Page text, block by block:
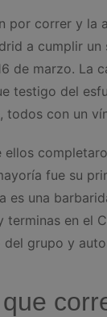
por correr y la
a cumplir
de marzo. La
testigo del
todos con un
ellos
fue su
es una
terminas en el
del grupo y